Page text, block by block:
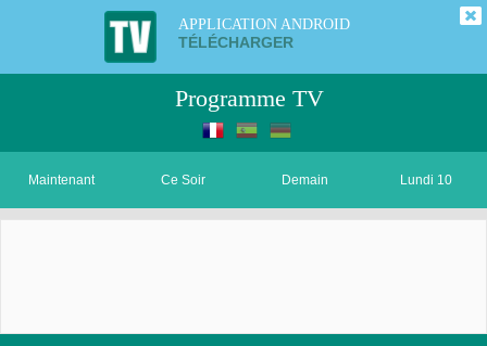
APPLICATION ANDROID
TÉLÉCHARGER
Programme TV
Maintenant Ce Soir Demain Lundi 10